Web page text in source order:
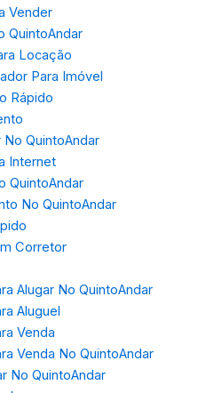
Vender
QuintoAndar
Locação
Para Imóvel
Rápido
QuintoAndar
Internet
QuintoAndar
No QuintoAndar
Corretor
Alugar No QuintoAndar
Aluguel
Venda
Venda No QuintoAndar
No QuintoAndar